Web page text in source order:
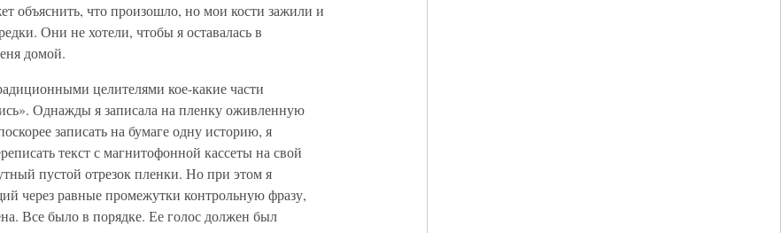
объяснить, что произошло, но мои кости зажили и
Они не хотели, чтобы я оставалась в
домой.
целителями кое-какие части
Однажды я записала на пленку оживленную
записать на бумаге одну историю, я
текст с магнитофонной кассеты на свой
пустой отрезок пленки. Но при этом я
через равные промежутки контрольную фразу,
Все было в порядке. Ее голос должен был